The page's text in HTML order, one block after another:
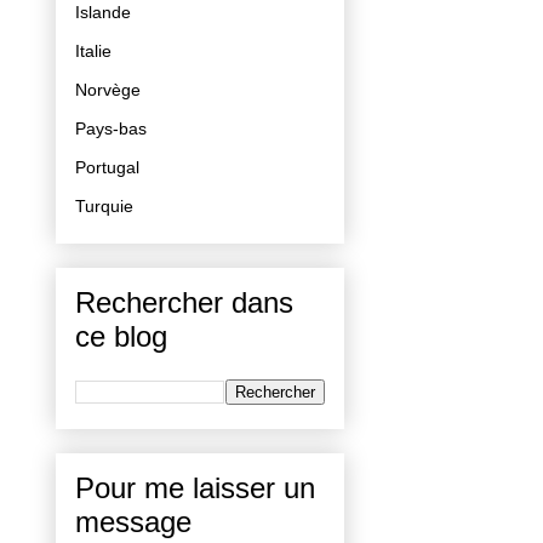
Islande
Italie
Norvège
Pays-bas
Portugal
Turquie
Rechercher dans
ce blog
Pour me laisser un
message